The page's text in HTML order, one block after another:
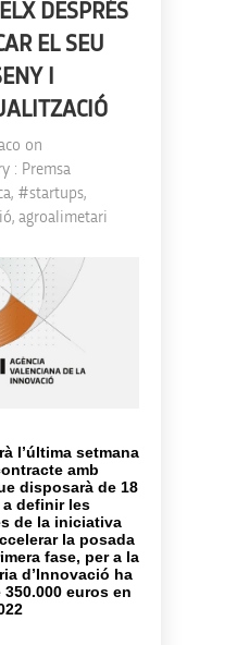
DESPRÉS
EL SEU
I
on
: Premsa
, #startups,
, agroalimetari
l’última setmana
amb
disposarà de 18
a definir les
de la iniciativa
la posada
fase, per a la
d’Innovació ha
euros en